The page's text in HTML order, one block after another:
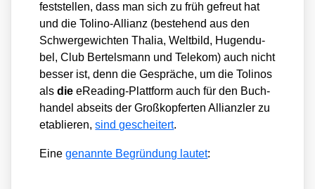
fest­stel­len, dass man sich zu früh gefreut hat
und die Toli­no-Alli­anz (bestehend aus den
Schwer­ge­wich­ten Tha­lia, Welt­bild, Hugen­du­
bel, Club Ber­tels­mann und Tele­kom) auch nicht
bes­ser ist, denn die Gesprä­che, um die Toli­nos
alsdie eRe­a­ding-Platt­form auch für den Buch­
han­del abseits der Groß­kop­fer­ten Alli­anz­ler zu
eta­blie­ren,sind geschei­tert.
Einegenann­te Begrün­dung lau­tet: